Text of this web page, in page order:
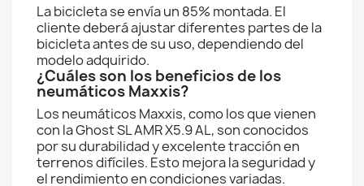
La bicicleta se envía un 85% montada. El
cliente deberá ajustar diferentes partes de la
bicicleta antes de su uso, dependiendo del
modelo adquirido.
¿Cuáles son los beneficios de los
neumáticos Maxxis?
Los neumáticos Maxxis, como los que vienen
con la Ghost SL AMR X5.9 AL, son conocidos
por su durabilidad y excelente tracción en
terrenos difíciles. Esto mejora la seguridad y
el rendimiento en condiciones variadas.